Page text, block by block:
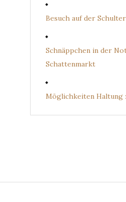
Besuch auf der Schulter
Schnäppchen in der
Schattenmarkt
Möglichkeiten Haltung